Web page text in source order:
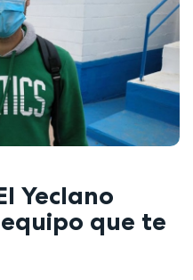
Yeclano
que te